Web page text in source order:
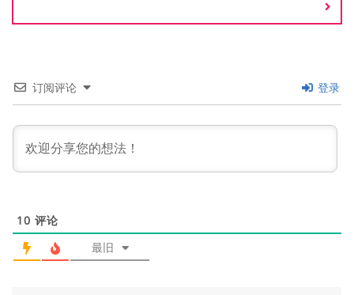
订阅评论 登录
10 评论
最旧